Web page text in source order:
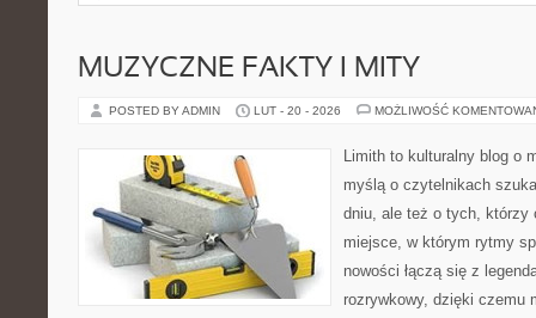
MUZYCZNE FAKTY I MITY
POSTED BY ADMIN LUT - 20 - 2026 MOŻLIWOŚĆ
Limith to kulturalny blog o
myślą o czytelnikach
dniu, ale też o tych, którzy
miejsce, w którym rytmy
nowości łączą się z
rozrywkowy, dzięki czemu